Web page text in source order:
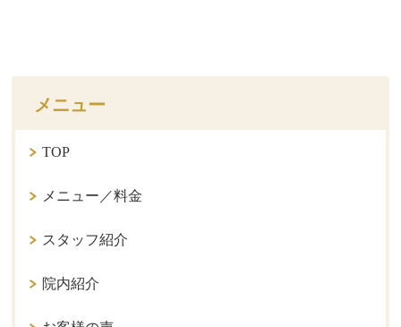
メニュー
TOP
メニュー／料金
スタッフ紹介
院内紹介